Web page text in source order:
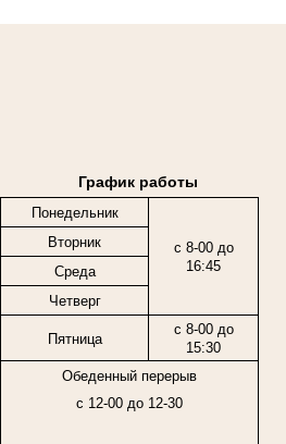
График работы
Понедельник
с 8-00 до
16:45
Вторник
Среда
Четверг
Пятница
с 8-00 до
15:30
Обеденный перерыв
с 12-00 до 12-30